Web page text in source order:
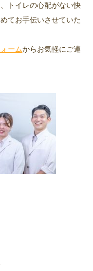
トイレの心配がない快
てお手伝いさせていた
ームからお気軽にご連